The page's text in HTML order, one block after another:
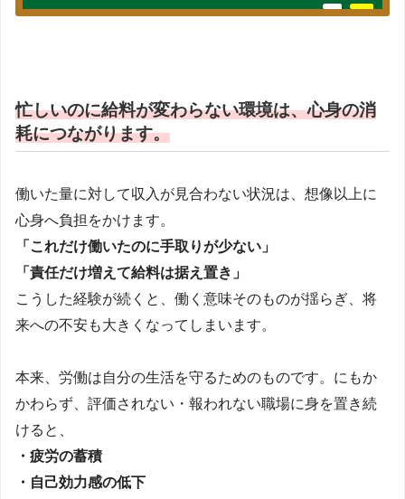
忙しいのに給料が変わらない環境は、心身の消
耗につながります。
働いた量に対して収入が見合わない状況は、想像以上に
心身へ負担をかけます。
「これだけ働いたのに手取りが少ない」
「責任だけ増えて給料は据え置き」
こうした経験が続くと、働く意味そのものが揺らぎ、将
来への不安も大きくなってしまいます。
本来、労働は自分の生活を守るためのものです。にもか
かわらず、評価されない・報われない職場に身を置き続
けると、
・疲労の蓄積
・自己効力感の低下